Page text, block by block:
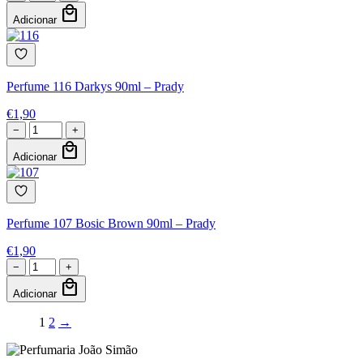
Adicionar local_mall
Perfume 116 Darkys 90ml – Prady
€1,90
− +
Adicionar local_mall
Perfume 107 Bosic Brown 90ml – Prady
€1,90
− +
Adicionar local_mall
1 2 →